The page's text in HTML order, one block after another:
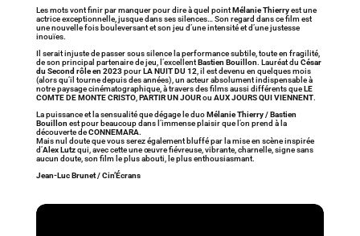
Les mots vont finir par manquer pour dire à quel pointMélanie Thierryest une
actrice exceptionnelle, jusque dans ses silences… Son regard dans ce film est
une nouvelle fois bouleversant et son jeu d’une intensité et d’une justesse
inouïes.
Il serait injuste de passer sous silence la performance subtile, toute en fragilité,
de son principal partenaire de jeu, l’excellentBastien Bouillon. Lauréat du César
du Second rôle en 2023pourLA NUIT DU 12 , il est devenu en quelques mois
(alors qu’il tourne depuis des années), un acteur absolument indispensable à
notre paysage cinématographique, à travers des films aussi différents queLE
COMTE DE MONTE CRISTO, PARTIR UN JOURou AUX JOURS QUI VIENNENT.
La puissance et la sensualité que dégage le duoMélanie Thierry / Bastien
Bouillon est pour beaucoup dans l’immense plaisir que l’on prend à la
découverte deCONNEMARA.
Mais nul doute que vous serez également bluffé par la mise en scène inspirée
d’Alex Lutzqui, avec cette une œuvre fiévreuse, vibrante, charnelle, signe sans
aucun doute, son film le plus abouti, le plus enthousiasmant.
Jean-Luc Brunet / Cin’Écrans